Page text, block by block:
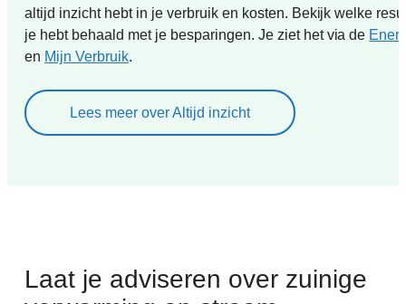
altijd inzicht hebt in je verbruik en kosten. Bekijk welke
je hebt behaald met je besparingen. Je ziet het via de
en Mijn Verbruik.
Lees meer over Altijd inzicht
Laat je adviseren over zuinige